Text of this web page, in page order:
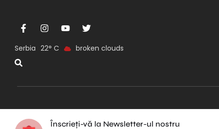
Serbia 22 broken clouds
Înscrieți-vă la Newsletter-ul nostru